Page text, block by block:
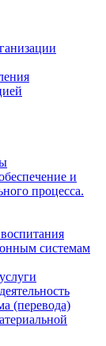
и
процесса.
системам
(перевода)